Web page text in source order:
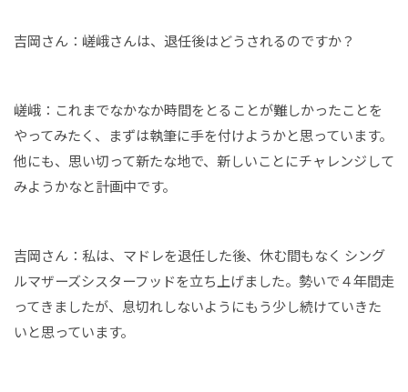
吉岡さん：嵯峨さんは、退任後はどうされるのですか？
嵯峨：これまでなかなか時間をとることが難しかったことを
やってみたく、まずは執筆に手を付けようかと思っています。
他にも、思い切って新たな地で、新しいことにチャレンジして
みようかなと計画中です。
吉岡さん：私は、マドレを退任した後、休む間もなく シング
ルマザーズシスターフッドを立ち上げました。勢いで４年間走
ってきましたが、息切れしないようにもう少し続けていきた
いと思っています。